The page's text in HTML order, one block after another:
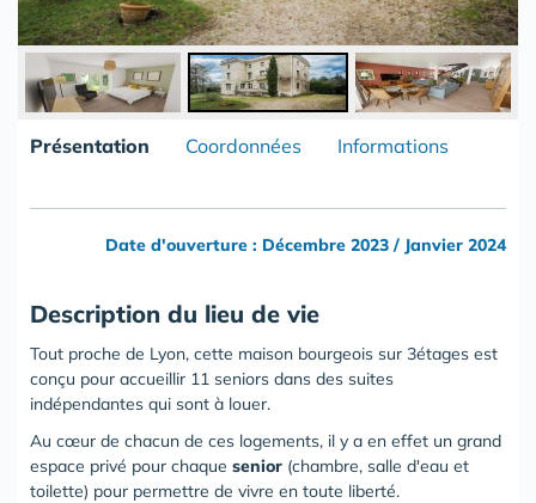
Présentation Coordonnées Informations
Date d'ouverture : Décembre 2023 / Janvier 2024
Description du lieu de vie
Tout proche de Lyon, cette maison bourgeois sur 3étages est
conçu pour accueillir 11 seniors dans des suites
indépendantes qui sont à louer.
Au cœur de chacun de ces logements, il y a en effet un grand
espace privé pour chaque senior (chambre, salle d'eau et
toilette) pour permettre de vivre en toute liberté.